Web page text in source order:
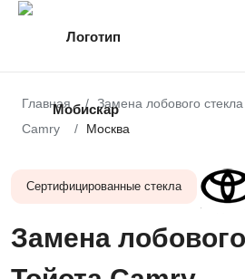
Главная Замена лобового стекла
Camry
Москва
Сертифицированные стекла
Замена